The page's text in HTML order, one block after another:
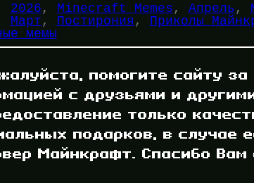
2026 , Minecraft Memes , Апрель ,
Март , Постирония , Приколы
мемы
помогите сайту за
с друзьями и
только
подарков, в случае
Майнкрафт. Спасибо Вам